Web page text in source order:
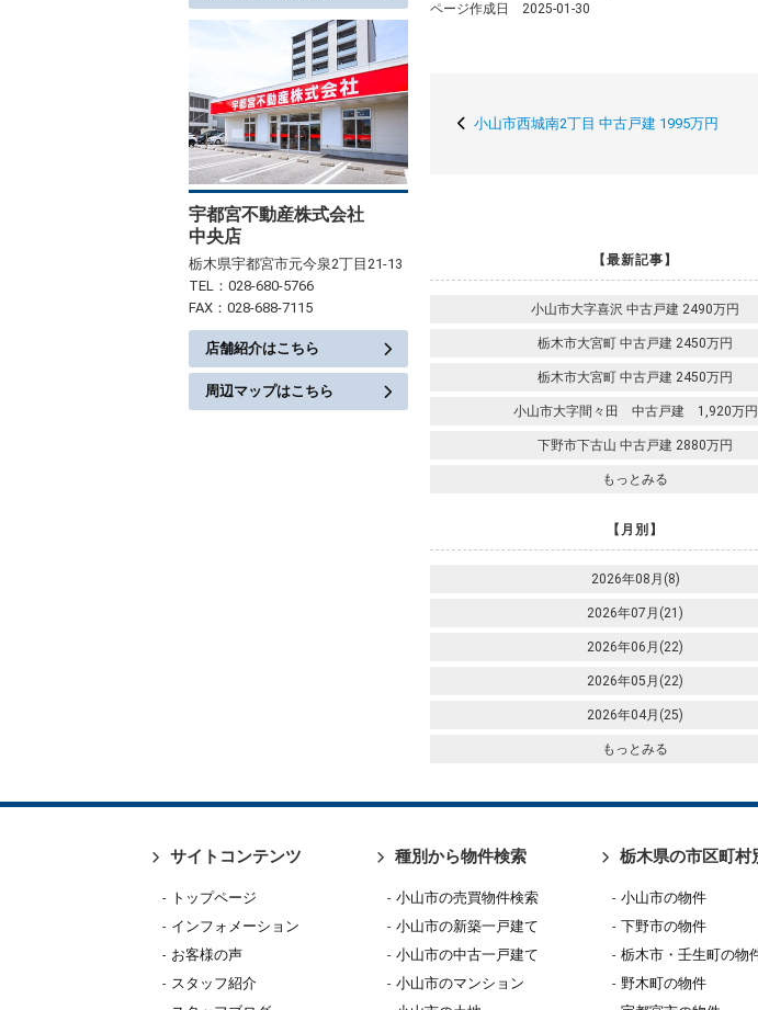
ページ作成日 2025-01-30
小山市西城南2丁目 中古戸建 1995万円
【最新記事】
小山市大字喜沢 中古戸建 2490万円
栃木市大宮町 中古戸建 2450万円
栃木市大宮町 中古戸建 2450万円
小山市大字間々田 中古戸建 1,920万円
下野市下古山 中古戸建 2880万円
もっとみる
【月別】
2026年08月(8)
2026年07月(21)
2026年06月(22)
2026年05月(22)
2026年04月(25)
もっとみる
宇都宮不動産株式会社
中央店
栃木県宇都宮市元今泉2丁目21-13
TEL：028-680-5766
FAX：028-688-7115
店舗紹介はこちら
周辺マップはこちら
サイトコンテンツ
トップページ
インフォメーション
お客様の声
スタッフ紹介
種別から物件検索
小山市の売買物件検索
小山市の新築一戸建て
小山市の中古一戸建て
小山市のマンション
栃木県の市区町村
小山市の物件
下野市の物件
栃木市・壬生町の物
野木町の物件